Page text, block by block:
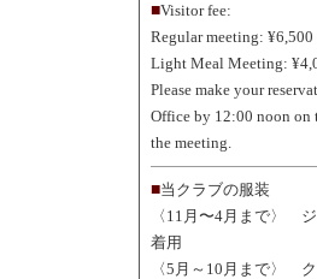
■Visitor fee:
Regular meeting: ¥6,500
Light Meal Meeting:
Please make your
Office by 12:00 noon on
the meeting.
■当クラブの服装
〈11月〜4月まで〉
着用
〈5月～10月まで〉